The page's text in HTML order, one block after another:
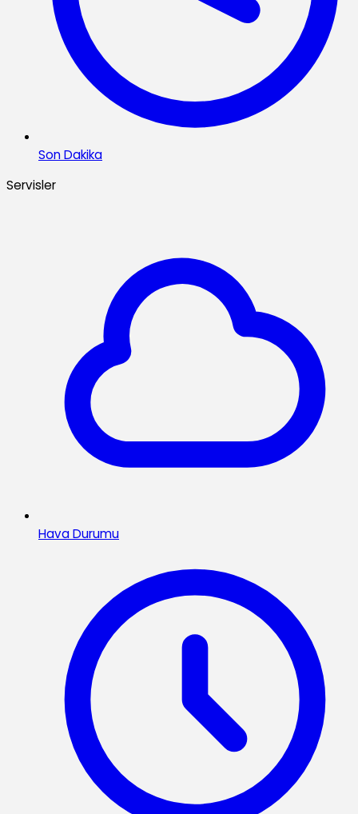
Son Dakika
Servisler
Hava Durumu